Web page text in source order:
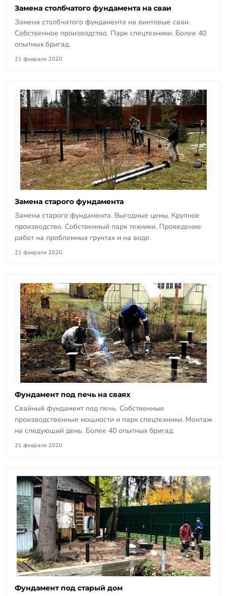
Замена столбчатого фундамента на сваи
Замена столбчатого фундамента на винтовые сваи.
Собственное производство. Парк спецтехники. Более 40
опытных бригад.
21 февраля 2020
Замена старого фундамента
Замена старого фундамента. Выгодные цены. Крупное
производство. Собственный парк техники. Проведение
работ на проблемных грунтах и на воде.
21 февраля 2020
Фундамент под печь на сваях
Свайный фундамент под печь. Собственные
производственные мощности и парк спецтехники. Монтаж
на следующий день. Более 40 опытных бригад.
21 февраля 2020
Фундамент под старый дом